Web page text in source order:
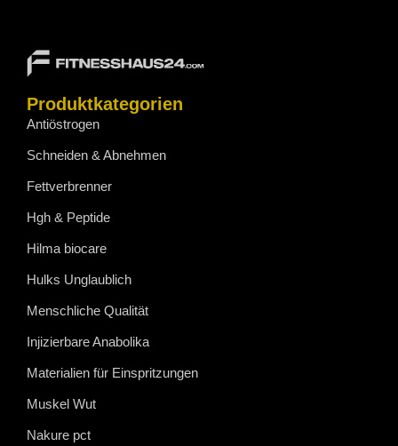
Produktkategorien
Antiöstrogen
Schneiden & Abnehmen
Fettverbrenner
Hgh & Peptide
Hilma biocare
Hulks Unglaublich
Menschliche Qualität
Injizierbare Anabolika
Materialien für Einspritzungen
Muskel Wut
Nakure pct